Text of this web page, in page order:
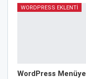
WORDPRESS EKLENTI
WordPress Menüye